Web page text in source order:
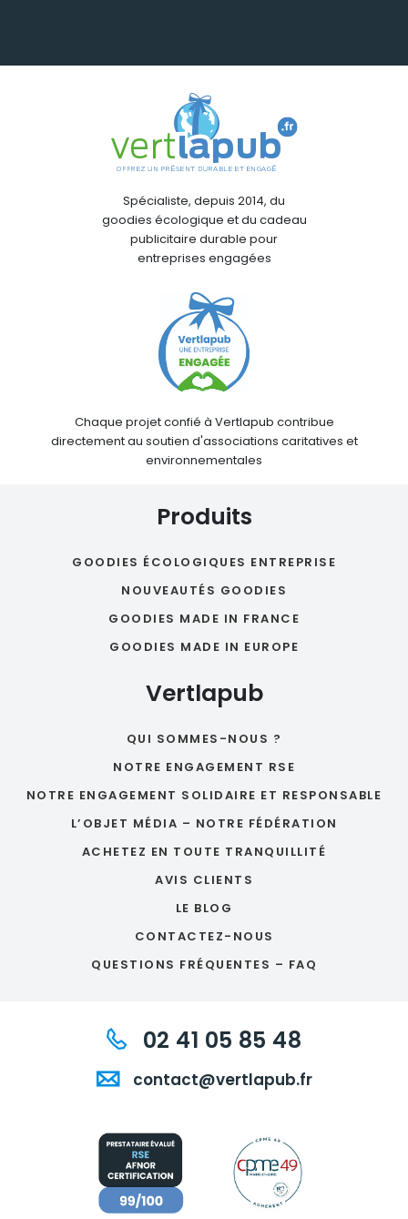
Spécialiste, depuis 2014, du
goodies écologique et du cadeau
publicitaire durable pour
entreprises engagées
Chaque projet confié à Vertlapub contribue
directement au soutien d'associations caritatives et
environnementales
Produits
GOODIES ÉCOLOGIQUES ENTREPRISE
NOUVEAUTÉS GOODIES
GOODIES MADE IN FRANCE
GOODIES MADE IN EUROPE
Vertlapub
QUI SOMMES-NOUS ?
NOTRE ENGAGEMENT RSE
NOTRE ENGAGEMENT SOLIDAIRE ET RESPONSABLE
L’OBJET MÉDIA – NOTRE FÉDÉRATION
ACHETEZ EN TOUTE TRANQUILLITÉ
AVIS CLIENTS
LE BLOG
CONTACTEZ-NOUS
QUESTIONS FRÉQUENTES – FAQ
02 41 05 85 48
contact@vertlapub.fr